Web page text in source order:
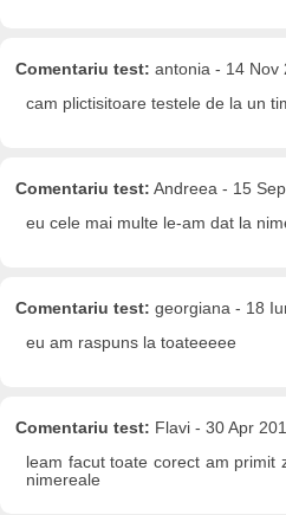
Comentariu test: antonia - 14 Nov
cam plictisitoare testele de la un
Comentariu test: Andreea - 15
eu cele mai multe le-am dat la
Comentariu test: georgiana - 18
eu am raspuns la toateeeee
Comentariu test: Flavi - 30 Apr
leam facut toate corect am primit
nimereale